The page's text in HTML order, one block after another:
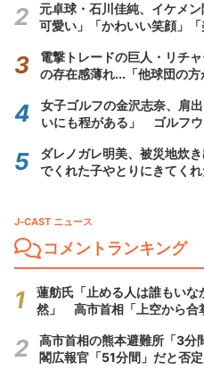
元卓球・石川佳純、イケメ
可愛い」「かわいい笑顔」
電撃トレードの巨人・リチ
の存在感薄れ...「他球団の
女子ゴルフの金沢志奈、肩
いにも程がある」 ゴルフ
ダレノガレ明美、被災地炊
でくれた子やとりにきてくれ
J-CAST ニュース
コメントランキング
蓮舫氏「止める人は誰もい
然」 高市首相「上空から合
高市首相の熊本避難所「3
閣広報官「51分間」だと否定